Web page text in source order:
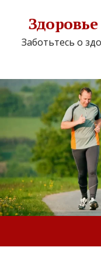
Заботьтесь о